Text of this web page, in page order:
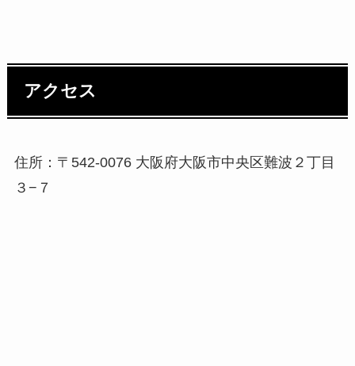
アクセス
住所：〒542-0076 大阪府大阪市中央区難波２丁目
３−７